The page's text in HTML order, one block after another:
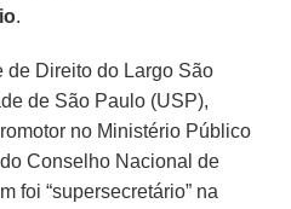
.
de Direito do Largo São
de São Paulo (USP),
no Ministério Público
Conselho Nacional de
foi “supersecretário” na